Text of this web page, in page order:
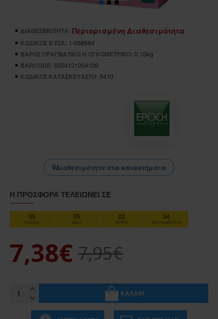
ΔΙΑΘΕΣΙΜΌΤΗΤΑ: Περιορισμένη Διαθεσιμότητα
ΚΩΔΙΚΌΣ E-TZA: 1-068584
ΒΆΡΟΣ ΠΡΑΓΜΑΤΙΚΌ Ή ΟΓΚΟΜΕΤΡΙΚΌ: 0.10kg
BARCODE: 5054131054109
ΚΩΔΙΚΌΣ ΚΑΤΑΣΚΕΥΑΣΤΉ: 5410
Διαθεσιμότητα στα καταστήματα
Η ΠΡΟΣΦΟΡΆ ΤΕΛΕΙΏΝΕΙ ΣΕ
05
Ημέρες
05
Ώρες
22
Λεπτά
34
Δευτερόλεπτα
7,38€ 7,95€
ΚΑΛΆΘΙ